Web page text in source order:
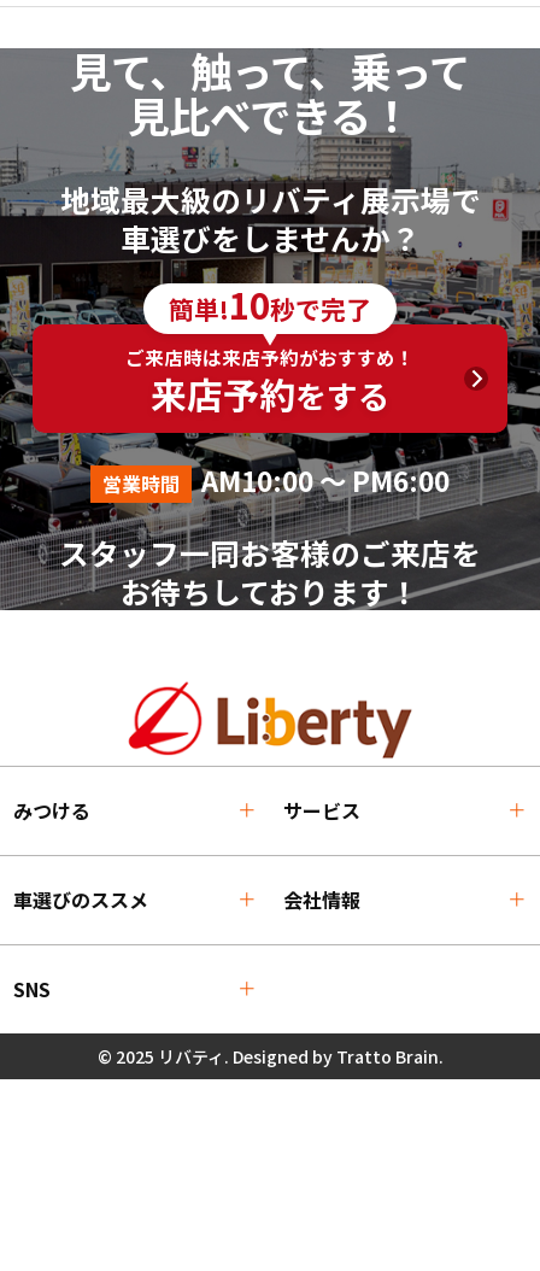
見て、触って、乗って
見比べできる！
地域最大級のリバティ展示場で
車選びをしませんか？
簡単!10秒で完了
ご来店時は来店予約がおすすめ！
来店予約をする
営業時間 AM10:00 ～ PM6:00
スタッフ一同お客様のご来店を
お待ちしております！
みつける サービス
車選びのススメ 会社情報
SNS
© 2025 リバティ. Designed by Tratto Brain.